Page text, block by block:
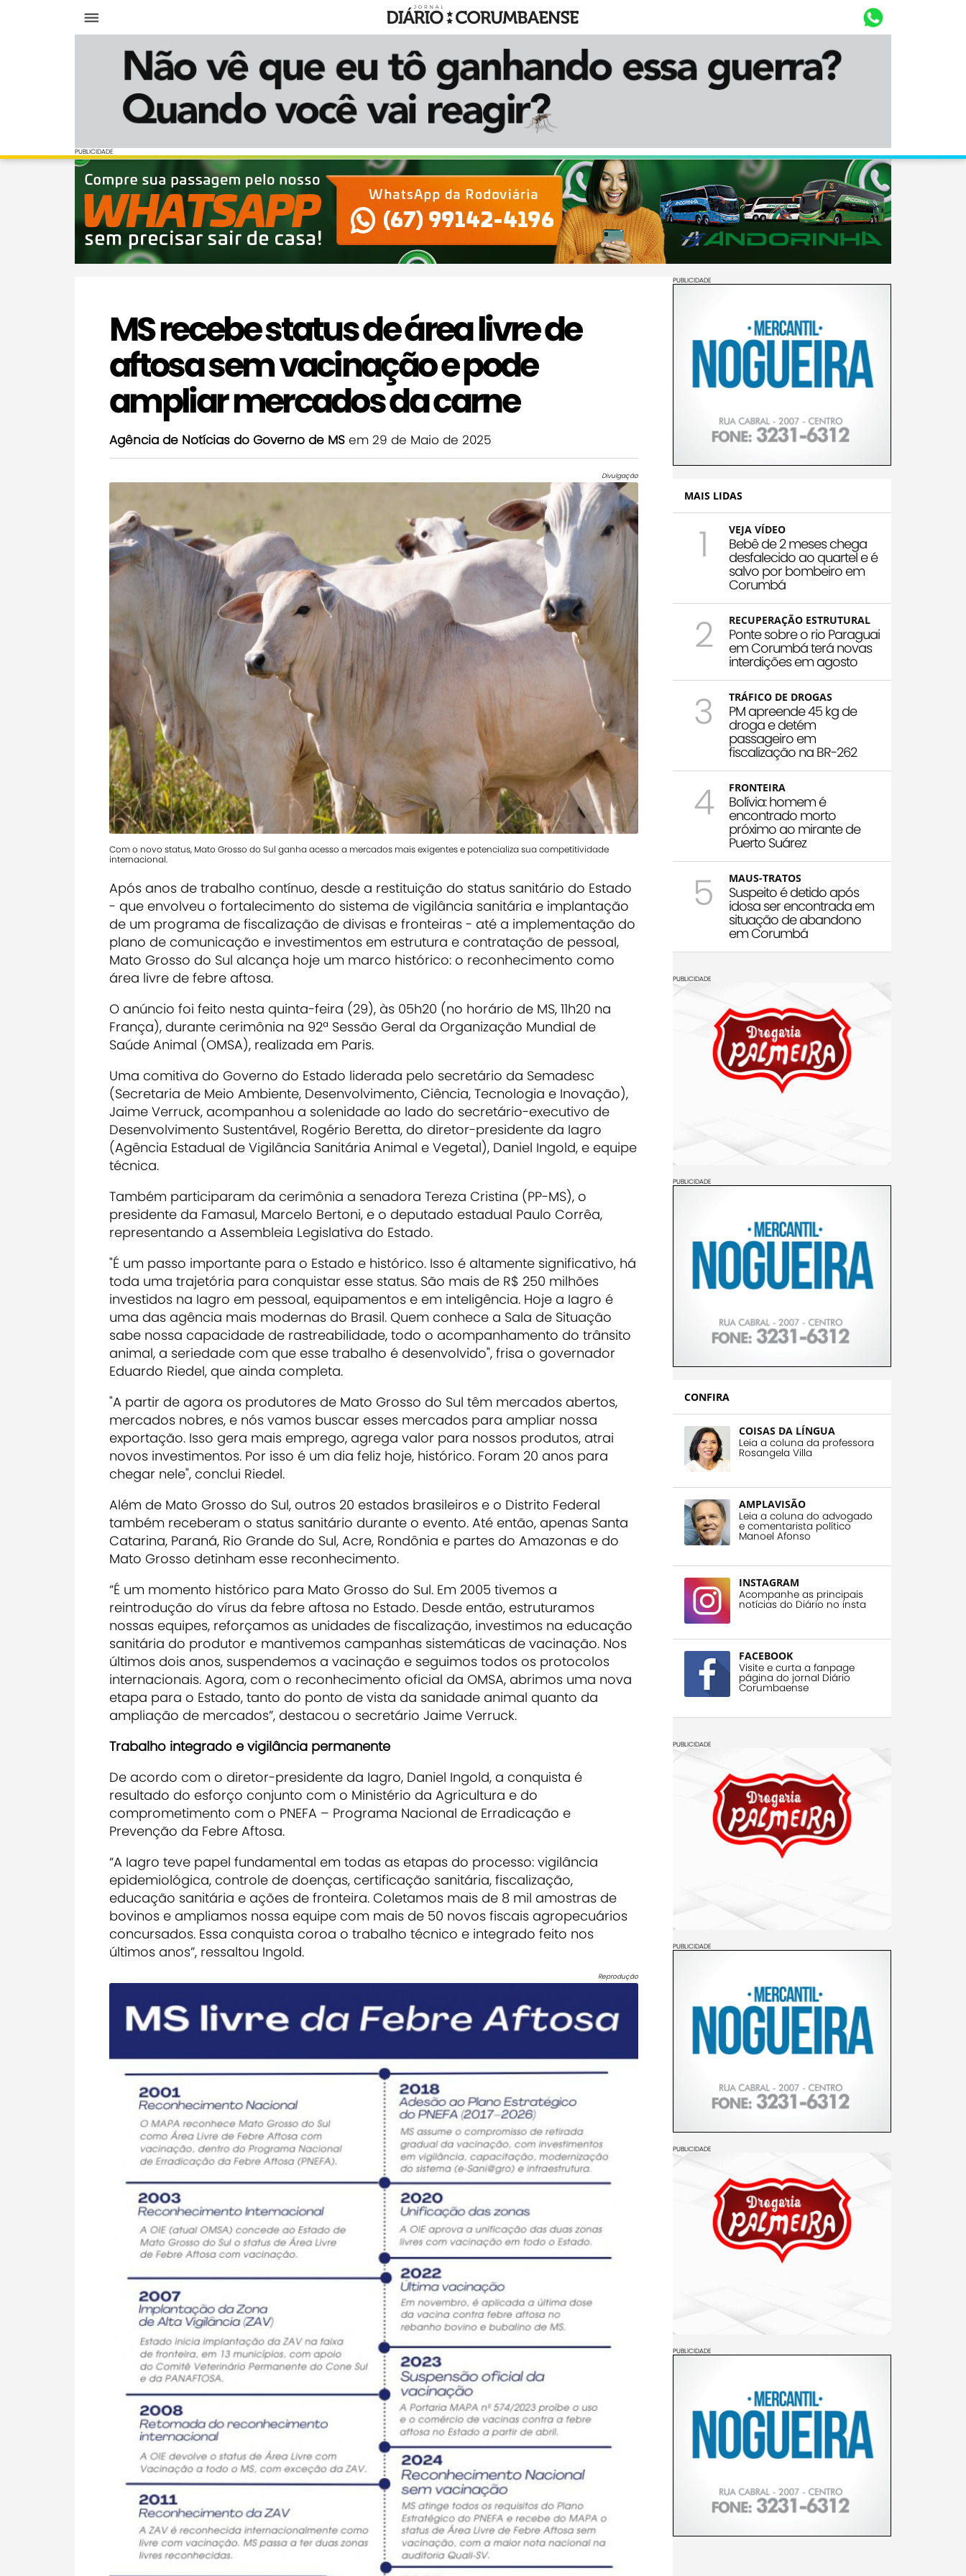
Diário Corumbaense
PUBLICIDADE
PUBLICIDADE
MS recebe status de área livre de
aftosa sem vacinação e pode
ampliar mercados da carne
Agência de Notícias do Governo de MS em 29 de Maio de 2025
Divulgação
Com o novo status, Mato Grosso do Sul ganha acesso a mercados mais exigentes e potencializa sua competitividade
internacional.
Após anos de trabalho contínuo, desde a restituição do status sanitário do Estado
- que envolveu o fortalecimento do sistema de vigilância sanitária e implantação
de um programa de fiscalização de divisas e fronteiras - até a implementação do
plano de comunicação e investimentos em estrutura e contratação de pessoal,
Mato Grosso do Sul alcança hoje um marco histórico: o reconhecimento como
área livre de febre aftosa.
O anúncio foi feito nesta quinta-feira (29), às 05h20 (no horário de MS, 11h20 na
França), durante cerimônia na 92ª Sessão Geral da Organização Mundial de
Saúde Animal (OMSA), realizada em Paris.
Uma comitiva do Governo do Estado liderada pelo secretário da Semadesc
(Secretaria de Meio Ambiente, Desenvolvimento, Ciência, Tecnologia e Inovação),
Jaime Verruck, acompanhou a solenidade ao lado do secretário-executivo de
Desenvolvimento Sustentável, Rogério Beretta, do diretor-presidente da Iagro
(Agência Estadual de Vigilância Sanitária Animal e Vegetal), Daniel Ingold, e equipe
técnica.
Também participaram da cerimônia a senadora Tereza Cristina (PP-MS), o
presidente da Famasul, Marcelo Bertoni, e o deputado estadual Paulo Corrêa,
representando a Assembleia Legislativa do Estado.
"É um passo importante para o Estado e histórico. Isso é altamente significativo, há
toda uma trajetória para conquistar esse status. São mais de R$ 250 milhões
investidos na Iagro em pessoal, equipamentos e em inteligência. Hoje a Iagro é
uma das agência mais modernas do Brasil. Quem conhece a Sala de Situação
sabe nossa capacidade de rastreabilidade, todo o acompanhamento do trânsito
animal, a seriedade com que esse trabalho é desenvolvido", frisa o governador
Eduardo Riedel, que ainda completa.
"A partir de agora os produtores de Mato Grosso do Sul têm mercados abertos,
mercados nobres, e nós vamos buscar esses mercados para ampliar nossa
exportação. Isso gera mais emprego, agrega valor para nossos produtos, atrai
novos investimentos. Por isso é um dia feliz hoje, histórico. Foram 20 anos para
chegar nele", conclui Riedel.
Além de Mato Grosso do Sul, outros 20 estados brasileiros e o Distrito Federal
também receberam o status sanitário durante o evento. Até então, apenas Santa
Catarina, Paraná, Rio Grande do Sul, Acre, Rondônia e partes do Amazonas e do
Mato Grosso detinham esse reconhecimento.
“É um momento histórico para Mato Grosso do Sul. Em 2005 tivemos a
reintrodução do vírus da febre aftosa no Estado. Desde então, estruturamos
nossas equipes, reforçamos as unidades de fiscalização, investimos na educação
sanitária do produtor e mantivemos campanhas sistemáticas de vacinação. Nos
últimos dois anos, suspendemos a vacinação e seguimos todos os protocolos
internacionais. Agora, com o reconhecimento oficial da OMSA, abrimos uma nova
etapa para o Estado, tanto do ponto de vista da sanidade animal quanto da
ampliação de mercados”, destacou o secretário Jaime Verruck.
Trabalho integrado e vigilância permanente
De acordo com o diretor-presidente da Iagro, Daniel Ingold, a conquista é
resultado do esforço conjunto com o Ministério da Agricultura e do
comprometimento com o PNEFA – Programa Nacional de Erradicação e
Prevenção da Febre Aftosa.
“A Iagro teve papel fundamental em todas as etapas do processo: vigilância
epidemiológica, controle de doenças, certificação sanitária, fiscalização,
educação sanitária e ações de fronteira. Coletamos mais de 8 mil amostras de
bovinos e ampliamos nossa equipe com mais de 50 novos fiscais agropecuários
concursados. Essa conquista coroa o trabalho técnico e integrado feito nos
últimos anos”, ressaltou Ingold.
Reprodução
PUBLICIDADE
MAIS LIDAS
1 VEJA VÍDEO
Bebê de 2 meses chega
desfalecido ao quartel e é
salvo por bombeiro em
Corumbá
2 RECUPERAÇÃO ESTRUTURAL
Ponte sobre o rio Paraguai
em Corumbá terá novas
interdições em agosto
3 TRÁFICO DE DROGAS
PM apreende 45 kg de
droga e detém
passageiro em
fiscalização na BR-262
4 FRONTEIRA
Bolívia: homem é
encontrado morto
próximo ao mirante de
Puerto Suárez
5 MAUS-TRATOS
Suspeito é detido após
idosa ser encontrada em
situação de abandono
em Corumbá
PUBLICIDADE
PUBLICIDADE
CONFIRA
COISAS DA LÍNGUA
Leia a coluna da professora
Rosangela Villa
AMPLAVISÃO
Leia a coluna do advogado
e comentarista político
Manoel Afonso
INSTAGRAM
Acompanhe as principais
notícias do Diário no insta
FACEBOOK
Visite e curta a fanpage
página do jornal Diário
Corumbaense
PUBLICIDADE
PUBLICIDADE
PUBLICIDADE
PUBLICIDADE